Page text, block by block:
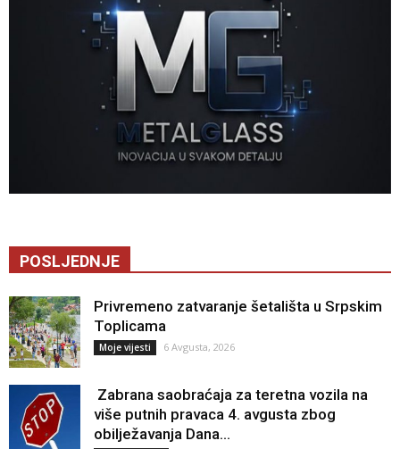
POSLJEDNJE
Privremeno zatvaranje šetališta u Srpskim
Toplicama
Moje vijesti 6 Avgusta, 2026
Zabrana saobraćaja za teretna vozila na
više putnih pravaca 4. avgusta zbog
obilježavanja Dana...